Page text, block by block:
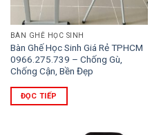
BÀN GHẾ HỌC SINH
Bàn Ghế Học Sinh Giá Rẻ TPHCM
0966.275.739 – Chống Gù,
Chống Cận, Bền Đẹp
ĐỌC TIẾP